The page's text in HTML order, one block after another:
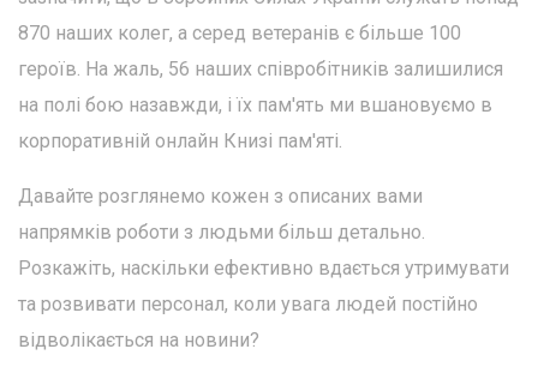
870 наших колег, а серед ветеранів є більше 100
героїв. На жаль, 56 наших співробітників залишилися
на полі бою назавжди, і їх пам'ять ми вшановуємо в
корпоративній онлайн Книзі пам'яті.
Давайте розглянемо кожен з описаних вами
напрямків роботи з людьми більш детально.
Розкажіть, наскільки ефективно вдається утримувати
та розвивати персонал, коли увага людей постійно
відволікається на новини?